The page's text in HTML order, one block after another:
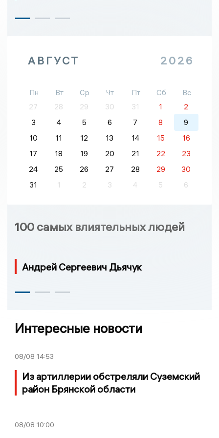
АВГУСТ 2026
Пн Вт Ср Чт Пт Сб
Вс
27
28 29 30 31 1
2
3
4 5 6 7 8
9
10
11 12 13 14 15
16
17
18 19 20 21 22
23
24
25 26 27 28 29
30
31
1 2 3 4 5 6
100 самых влиятельных людей
Андрей Сергеевич Дьячук
Интересные новости
08/08 14:53
Из артиллерии обстреляли Суземский
район Брянской области
08/08 10:00